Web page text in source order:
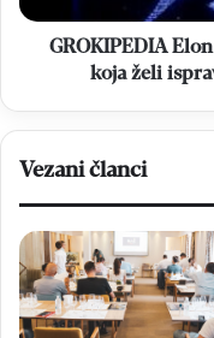
ispraviti
pristranosti
GROKIPEDIA
koja želi
Vezani članci